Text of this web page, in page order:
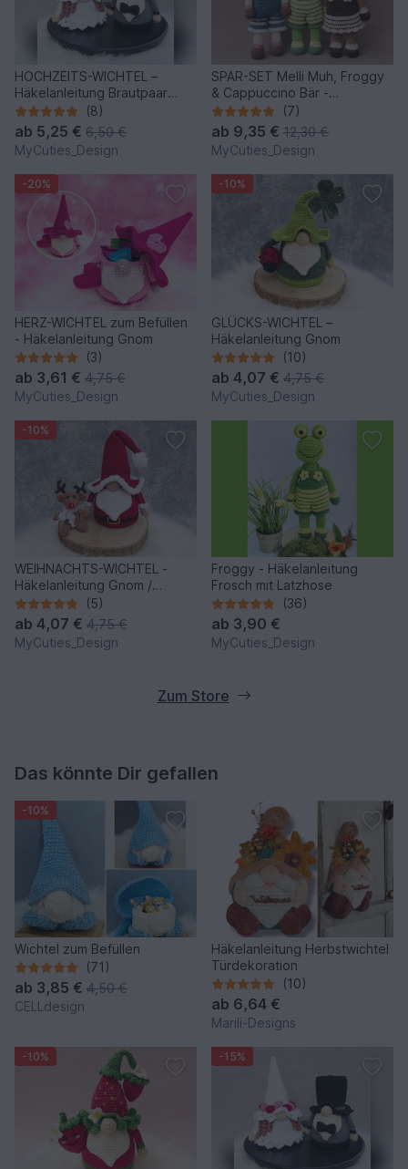
HOCHZEITS-WICHTEL –
Häkelanleitung Brautpaar
Gnome
(8)
ab 5,25 € 6,50 €
MyCuties_Design
SPAR-SET Melli Muh, Froggy
& Cappuccino Bär -
Häkelanleitungen
(7)
ab 9,35 € 12,30 €
MyCuties_Design
-20%
HERZ-WICHTEL zum Befüllen
- Häkelanleitung Gnom
(3)
ab 3,61 € 4,75 €
MyCuties_Design
-10%
GLÜCKS-WICHTEL –
Häkelanleitung Gnom
(10)
ab 4,07 € 4,75 €
MyCuties_Design
-10%
WEIHNACHTS-WICHTEL -
Häkelanleitung Gnom /
Weihnachtsmann mit Rentier
(5)
ab 4,07 € 4,75 €
MyCuties_Design
Froggy - Häkelanleitung
Frosch mit Latzhose
(36)
ab 3,90 €
MyCuties_Design
Zum Store
Das könnte Dir gefallen
-10%
Wichtel zum Befüllen
(71)
ab 3,85 € 4,50 €
CELLdesign
Häkelanleitung Herbstwichtel
Türdekoration
(10)
ab 6,64 €
Marili-Designs
-10% -15%